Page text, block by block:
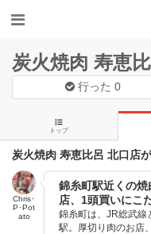
炭火焼肉 寿恵
行った0
トップ
炭火焼肉 寿恵比呂 北口店
Chris･
P･Pot
ato
錦糸町駅近くの
店、1頭買いにこ
錦糸町は、JR総武線
駅。厚切り肉のお店